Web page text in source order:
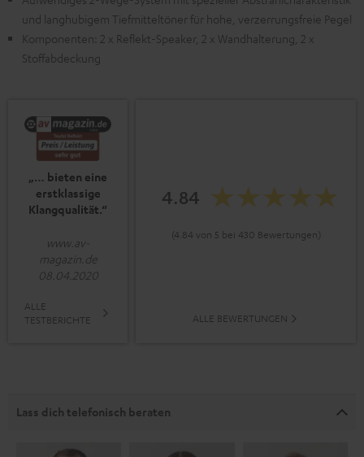
und langhubigem Tiefmitteltöner für hohe, verzerrungsfreie Pegel
Komponenten: 2 x Reflekt-Speaker, 2 x Wandhalterung, 2 x
Stoffabdeckung
„… bieten eine
erstklassige
Klangqualität.“
www.av-
magazin.de
08.04.2020
ALLE
TESTBERICHTE
4.84
(4.84 von 5 bei 430 Bewertungen)
ALLE BEWERTUNGEN
Lass dich telefonisch beraten